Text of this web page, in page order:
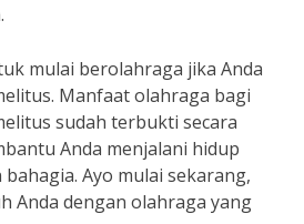
mulai berolahraga jika Anda
Manfaat olahraga bagi
sudah terbukti secara
Anda menjalani hidup
Ayo mulai sekarang,
Anda dengan olahraga yang